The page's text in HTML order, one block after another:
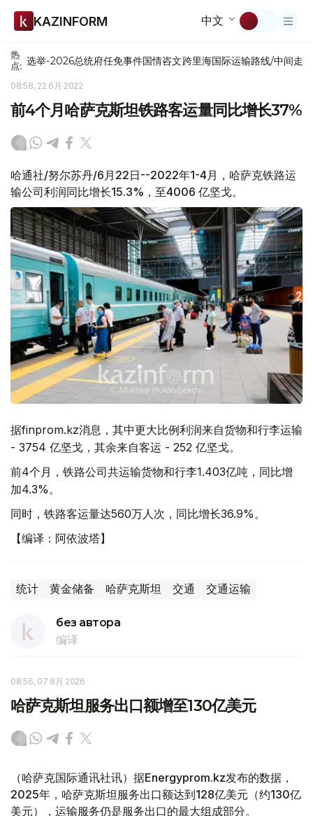
KAZINFORM 中文
热
点: 选举-2026总统府任免事件国情咨文跨里海国际运输路线/中间走廊
08:58, 22 6月 2022
前4个月哈萨克斯坦铁路客运量同比增长37%
哈通社/努尔苏丹/6月22日--2022年1-4月，哈萨克铁路运
输公司利润同比增长15.3%，至4006 亿坚戈。
据finprom.kz消息，其中更大比例利润来自货物和行李运输
- 3754 亿坚戈，其余来自客运 - 252 亿坚戈。
前4个月，铁路公司共运输货物和行李1.403亿吨，同比增
加4.3%。
同时，铁路客运量达560万人次，同比增长36.9%。
【编译：阿依波塔】
统计 黄金储备 哈萨克斯坦 交通 交通运输
без автора
编译
08:56, 07 8月 2026
哈萨克斯坦服务出口额增至130亿美元
（哈萨克国际通讯社讯）据Energyprom.kz发布的数据，
2025年，哈萨克斯坦服务出口额达到128亿美元（约130亿
美元），运输服务仍是服务出口的最大组成部分。